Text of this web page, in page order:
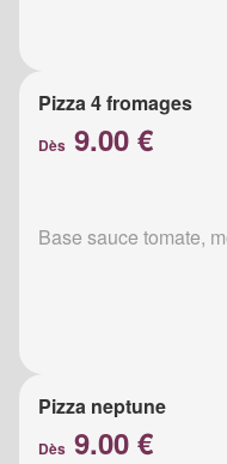
Pizza 4 fromages
Dès 9.00 €
Base sauce tomate,
Pizza neptune
Dès 9.00 €